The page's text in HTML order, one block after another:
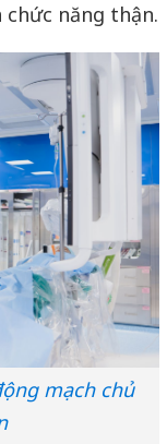
năng thận.
mạch chủ